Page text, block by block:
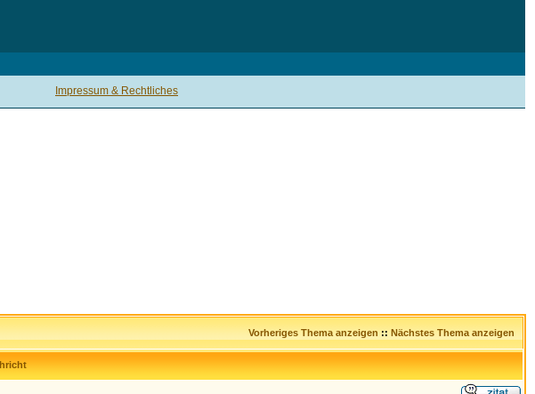
Vorheriges Thema anzeigen :: Nächstes Thema anzeigen
Impressum & Rechtliches